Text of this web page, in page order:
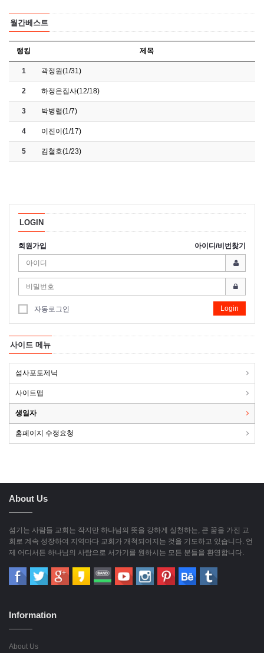
월간베스트
랭킹 제목
1 곽정원(1/31)
2 하정은집사(12/18)
3 박병렬(1/7)
4 이진이(1/17)
5 김철호(1/23)
LOGIN
회원가입 아이디/비번찾기
자동로그인 Login
사이드 메뉴
섬사포토제닉
사이트맵
생일자
홈페이지 수정요청
About Us
섬기는 사람들 교회는 작지만 하나님의 뜻을 강하게 실천하는, 큰 꿈을 가진 교
회로 계속 성장하여 지역마다 교회가 개척되어지는 것을 기도하고 있습니다. 언
제 어디서든 하나님의 사람으로 서가기를 원하시는 모든 분들을 환영합니다.
Information
About Us